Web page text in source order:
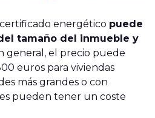
energético puede
tamaño del inmueble y
general, el precio puede
euros para viviendas
más grandes o con
pueden tener un coste